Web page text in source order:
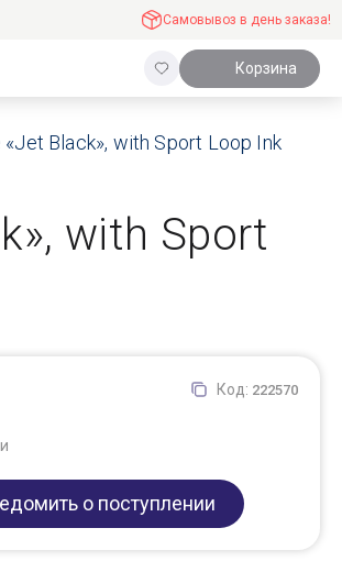
Самовывоз в день заказа!
Корзина
Black», with Sport Loop Ink
with Sport
Код: 222570
о поступлении